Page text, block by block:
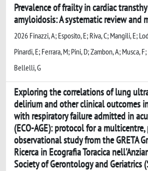
Prevalence of frailty in cardiac
amyloidosis: A systematic review and
2026 Finazzi, A; Esposito, E; Riva, C; Mangili, E;
Pinardi, E; Ferrara, M; Pini, D; Zambon, A; Musca,
Bellelli, G
Exploring the correlations of lung
delirium and other clinical outcomes
with respiratory failure admitted in
(ECO-AGE): protocol for a
observational study from the GRETA
Ricerca in Ecografia Toracica
Society of Gerontology and Geriatrics